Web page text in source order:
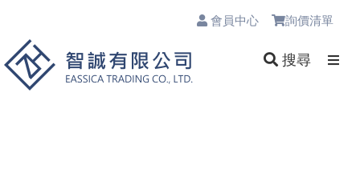
會員中心 詢價清單
搜尋